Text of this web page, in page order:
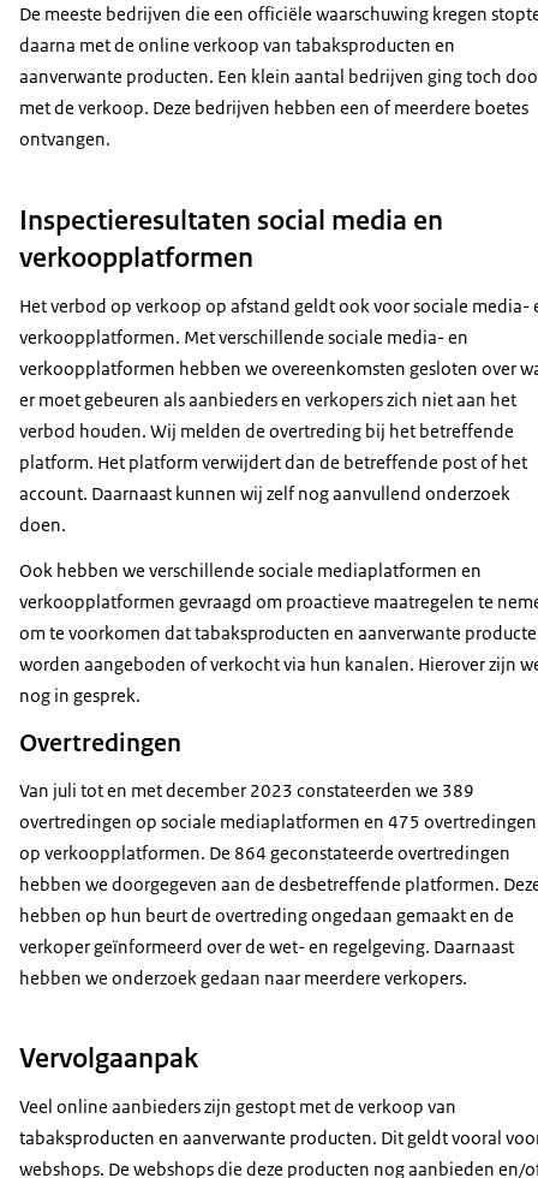
De meeste bedrijven die een officiële waarschuwing kregen
daarna met de online verkoop van tabaksproducten en
aanverwante producten. Een klein aantal bedrijven ging toch
met de verkoop. Deze bedrijven hebben een of meerdere boetes
ontvangen.
Inspectieresultaten social media en
verkoopplatformen
Het verbod op verkoop op afstand geldt ook voor sociale media-
verkoopplatformen. Met verschillende sociale media- en
verkoopplatformen hebben we overeenkomsten gesloten over
er moet gebeuren als aanbieders en verkopers zich niet aan het
verbod houden. Wij melden de overtreding bij het betreffende
platform. Het platform verwijdert dan de betreffende post of het
account. Daarnaast kunnen wij zelf nog aanvullend onderzoek
doen.
Ook hebben we verschillende sociale mediaplatformen en
verkoopplatformen gevraagd om proactieve maatregelen te
om te voorkomen dat tabaksproducten en aanverwante
worden aangeboden of verkocht via hun kanalen. Hierover zijn
nog in gesprek.
Overtredingen
Van juli tot en met december 2023 constateerden we 389
overtredingen op sociale mediaplatformen en 475 overtredingen
op verkoopplatformen. De 864 geconstateerde overtredingen
hebben we doorgegeven aan de desbetreffende platformen.
hebben op hun beurt de overtreding ongedaan gemaakt en de
verkoper geïnformeerd over de wet- en regelgeving. Daarnaast
hebben we onderzoek gedaan naar meerdere verkopers.
Vervolgaanpak
Veel online aanbieders zijn gestopt met de verkoop van
tabaksproducten en aanverwante producten. Dit geldt vooral
webshops. De webshops die deze producten nog aanbieden en/